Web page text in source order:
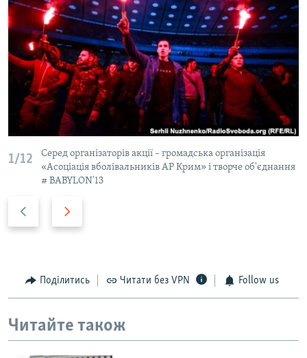
1/12
Серед організаторів акції – громадська організація
«Асоціація вболівальників АР Крим» і творче об'єднання
# BABYLON'13
s
s
d
e
Поділитись Читати без VPN Follow us
Читайте також